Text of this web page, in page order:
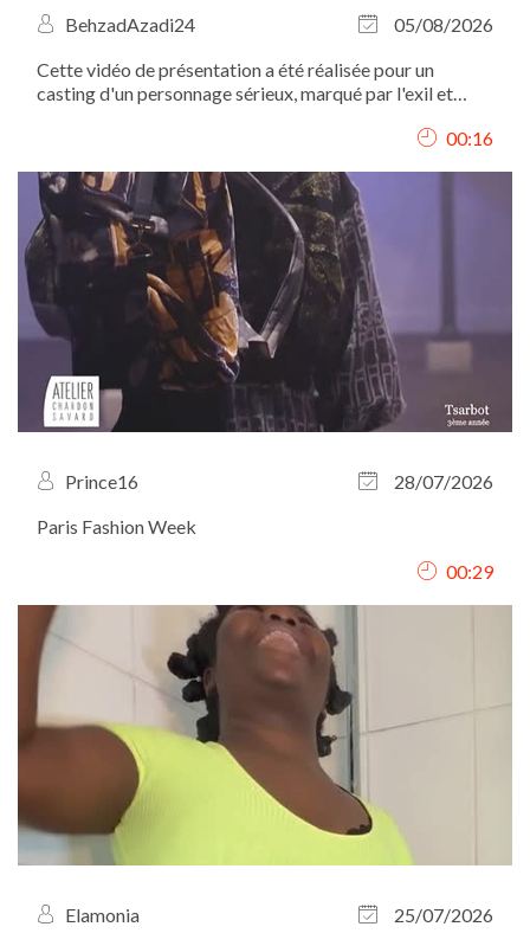
BehzadAzadi24
05/08/2026
Cette vidéo de présentation a été réalisée pour un
casting d'un personnage sérieux, marqué par l'exil et
00:16
Prince16
28/07/2026
Paris Fashion Week
00:29
Elamonia
25/07/2026